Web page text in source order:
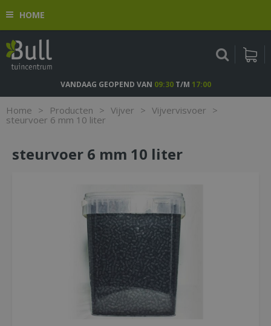
n
o
HOME
Home > Producten > Vijver > Vijvervisvoer >
steurvoer 6 mm 10 liter
VANDAAG GEOPEND VAN 09:30T/M 17:00
steurvoer 6 mm 10 liter